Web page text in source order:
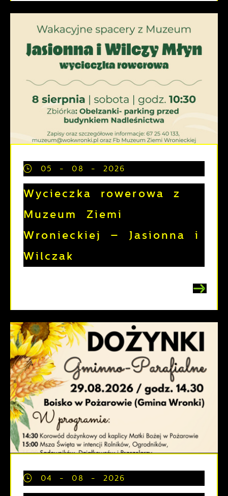
05 - 08 - 2026
Wycieczka rowerowa z
Muzeum Ziemi
Wronieckiej – Jasionna i
Wilczak
04 - 08 - 2026